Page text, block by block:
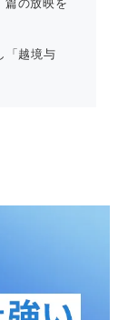
篇の放映を
「越境与